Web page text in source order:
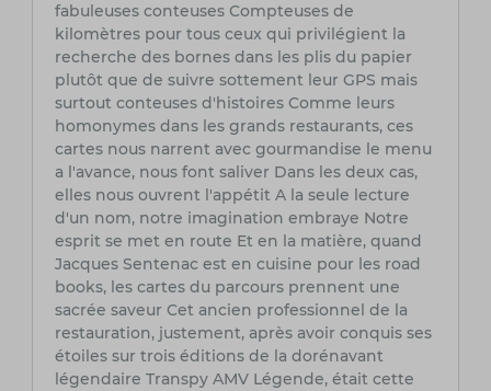
fabuleuses conteuses Compteuses de
kilomètres pour tous ceux qui privilégient la
recherche des bornes dans les plis du papier
plutôt que de suivre sottement leur GPS mais
surtout conteuses d'histoires Comme leurs
homonymes dans les grands restaurants, ces
cartes nous narrent avec gourmandise le menu
a l'avance, nous font saliver Dans les deux cas,
elles nous ouvrent l'appétit A la seule lecture
d'un nom, notre imagination embraye Notre
esprit se met en route Et en la matière, quand
Jacques Sentenac est en cuisine pour les road
books, les cartes du parcours prennent une
sacrée saveur Cet ancien professionnel de la
restauration, justement, après avoir conquis ses
étoiles sur trois éditions de la dorénavant
légendaire Transpy AMV Légende, était cette